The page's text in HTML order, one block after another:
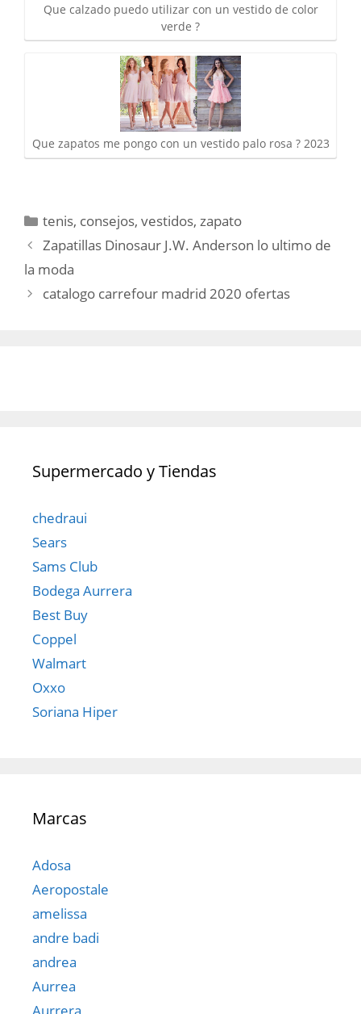
Que calzado puedo utilizar con un vestido de color
verde ?
Que zapatos me pongo con un vestido palo rosa ? 2023
Categorías
tenis, consejos,vestidos, zapato
Zapatillas Dinosaur J.W. Anderson lo ultimo de
la moda
catalogo carrefour madrid 2020 ofertas
Supermercado y Tiendas
chedraui
Sears
Sams Club
Bodega Aurrera
Best Buy
Coppel
Walmart
Oxxo
Soriana Hiper
Marcas
Adosa
Aeropostale
amelissa
andre badi
andrea
Aurrea
Aurrera